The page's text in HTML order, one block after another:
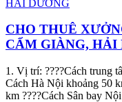
CHO THUÊ
CẨM GIÀNG, HẢI
1. Vị trí: ????️Cách trung
Cách Hà Nội khoảng 50
km ????️Cách Sân bay